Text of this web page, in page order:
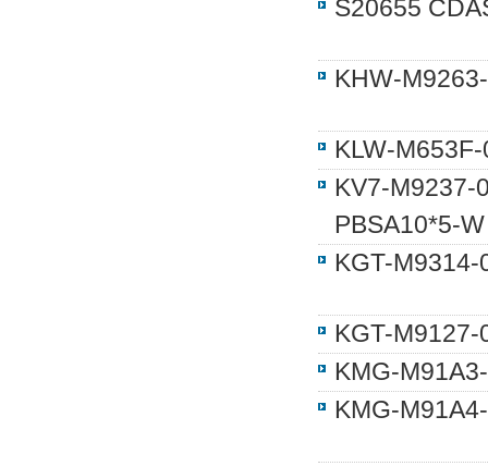
S20655
KHW-
KLW-
KV7-M9237-
PBSA10*5-W
KGT-M9314-
KGT-M9127-
KMG-
KMG-